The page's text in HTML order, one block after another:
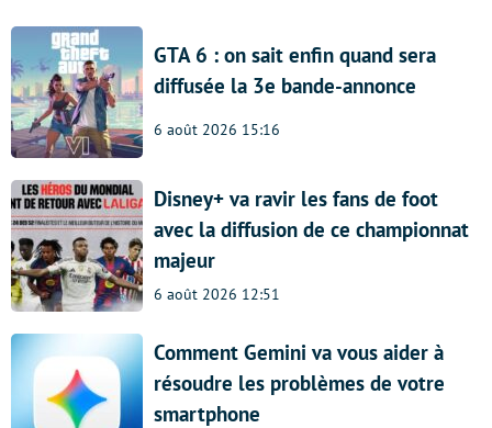
GTA 6 : on sait enfin quand sera
diffusée la 3e bande-annonce
6 août 2026 15:16
Disney+ va ravir les fans de foot
avec la diffusion de ce championnat
majeur
6 août 2026 12:51
Comment Gemini va vous aider à
résoudre les problèmes de votre
smartphone